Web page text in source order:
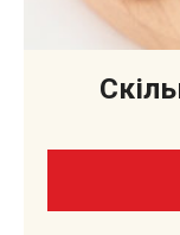
Скільки варити свиняче